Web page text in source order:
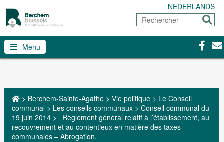
NEDERLANDS
Rechercher
Menu
> Berchem-Sainte-Agathe> Vie politique> Le Conseil
communal> Les conseils communaux> Conseil communal du
19 juin 2014>
Règlement général relatif à l’établissement, au
recouvrement et au contentieux en matière des taxes
communales – Abrogation.